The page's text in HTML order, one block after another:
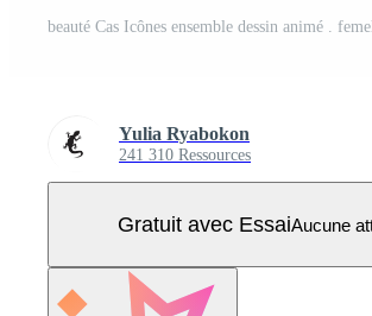
Yulia Ryabokon
241 310 Ressources
Gratuit avec EssaiAucune